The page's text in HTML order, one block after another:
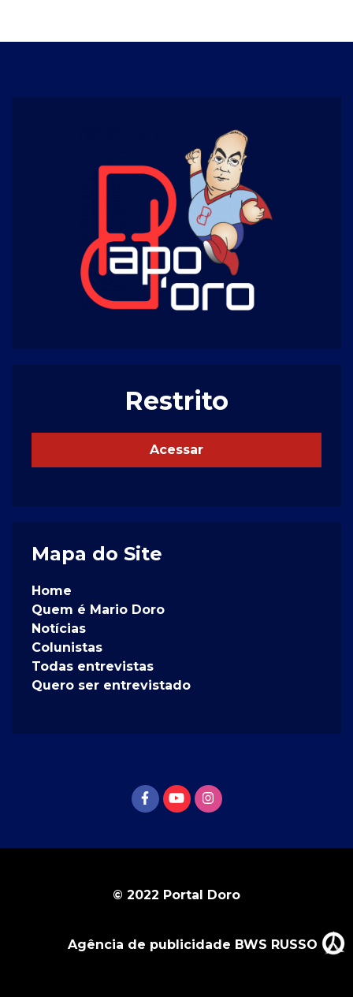
Restrito
Acessar
Mapa do Site
Home
Quem é Mario Doro
Notícias
Colunistas
Todas entrevistas
Quero ser entrevistado
© 2022 Portal Doro
Agência de publicidade BWS RUSSO